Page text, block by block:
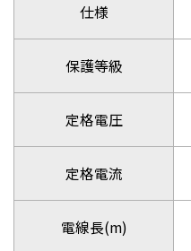
仕様
保護等級
定格電圧
定格電流
電線長(m)